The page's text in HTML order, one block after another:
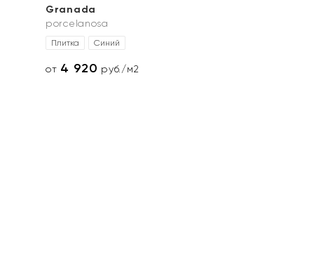
Granada
porcelanosa
Плитка Синий
от 4 920 руб./м2